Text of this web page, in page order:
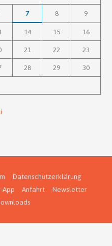
7 8 9
14 15 16
21 22 23
28 29 30
Datenschutzerklärung
App
Anfahrt
Newsletter